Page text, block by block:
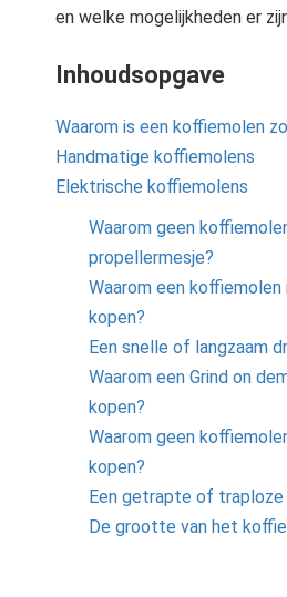
en welke mogelijkheden er
Inhoudsopgave
Waarom is een koffiemolen
Handmatige koffiemolens
Elektrische koffiemolens
Waarom geen
propellermesje?
Waarom een
kopen?
Een snelle of langzaam
Waarom een Grind on
kopen?
Waarom geen
kopen?
Een getrapte of
De grootte van het